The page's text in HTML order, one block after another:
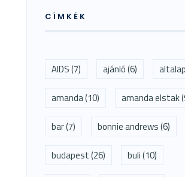
CÍMKÉK
AIDS(7) ajánló(6) altalap
amanda(10) amanda elstak
bar(7) bonnie andrews(6)
budapest(26) buli(10)